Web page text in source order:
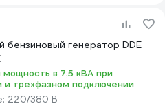
бензиновый генератор DDE
мощность в 7,5 кВА при
и трехфазном подключении
220/380 В